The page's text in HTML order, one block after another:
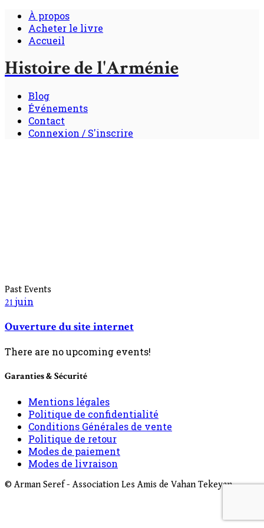
À propos
Acheter le livre
Accueil
Histoire de l'Arménie
Blog
Événements
Contact
Connexion / S'inscrire
Past Events
21 juin
Ouverture du site internet
There are no upcoming events!
Garanties & Sécurité
Mentions légales
Politique de confidentialité
Conditions Générales de vente
Politique de retour
Modes de paiement
Modes de livraison
© Arman Seref - Association Les Amis de Vahan Tekeyan